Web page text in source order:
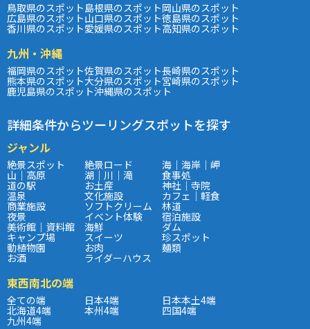
鳥取県のスポット島根県のスポット岡山県のスポット
広島県のスポット山口県のスポット徳島県のスポット
香川県のスポット愛媛県のスポット高知県のスポット
九州・沖縄
福岡県のスポット佐賀県のスポット長崎県のスポット
熊本県のスポット大分県のスポット宮崎県のスポット
鹿児島県のスポット沖縄県のスポット
詳細条件からツーリングスポットを探す
ジャンル
絶景スポット 絶景ロード 海｜海岸｜岬
山｜高原 湖｜川｜滝 食事処
道の駅 お土産 神社｜寺院
温泉 文化施設 カフェ｜軽食
商業施設 ソフトクリーム 林道
夜景 イベント体験 宿泊施設
美術館｜資料館 海鮮 ダム
キャンプ場 スイーツ 珍スポット
動植物園 お肉 麺類
お酒 ライダーハウス
東西南北の端
全ての端 日本4端 日本本土4端
北海道4端 本州4端 四国4端
九州4端